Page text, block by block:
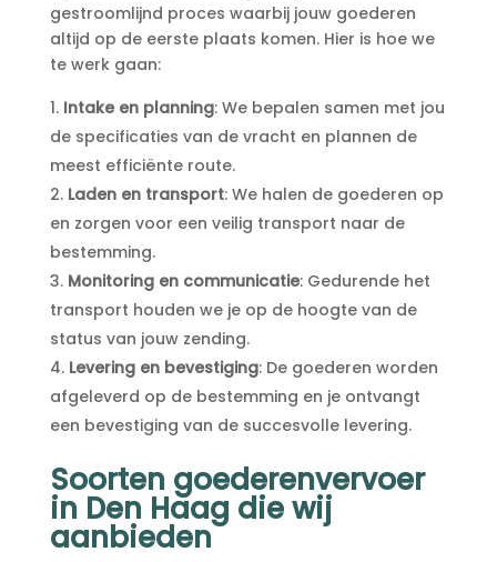
gestroomlijnd proces waarbij jouw goederen
altijd op de eerste plaats komen.​ Hier is hoe we
te werk gaan:
Intake en planning: We bepalen samen met jou
de specificaties van de vracht en plannen de
meest efficiënte route.​
Laden en transport: We halen de goederen op
en zorgen voor een veilig transport naar de
bestemming.​
Monitoring en communicatie: Gedurende het
transport houden we je op de hoogte van de
status van jouw zending.​
Levering en bevestiging: De goederen worden
afgeleverd op de bestemming en je ontvangt
een bevestiging van de succesvolle levering.​
Soorten goederenvervoer
in Den Haag die wij
aanbieden